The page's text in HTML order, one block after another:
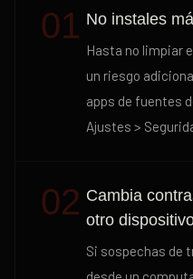
01 No instales
Hasta no limpiar
un riesgo
apps de fuentes
Ajustes >
02 Cambia
otro
Si sospechas de